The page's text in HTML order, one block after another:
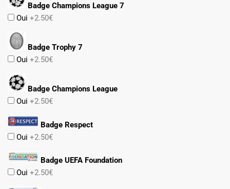
Badge Champions League 7
Oui +2.50€
Badge Trophy 7
Oui +2.50€
Badge Champions League
Oui +2.50€
Badge Respect
Oui +2.50€
Badge UEFA Foundation
Oui +2.50€